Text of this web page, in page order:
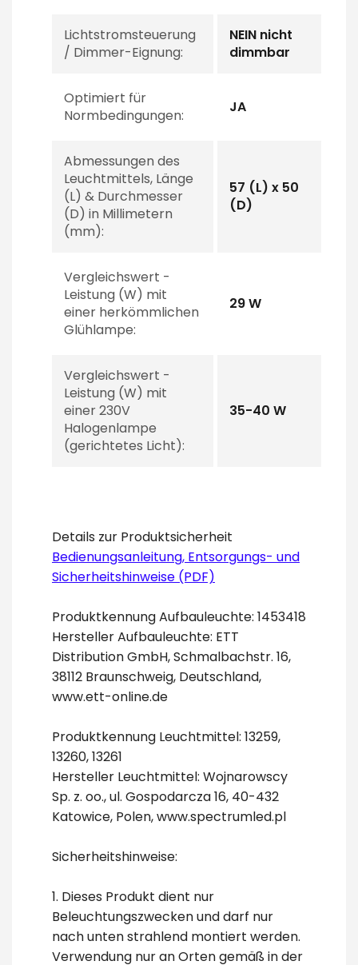
Lichtstromsteuerung
/ Dimmer-Eignung:
NEIN nicht
dimmbar
Optimiert für
Normbedingungen:
JA
Abmessungen des
Leuchtmittels, Länge
(L) & Durchmesser
(D) in Millimetern
(mm):
57 (L) x 50
(D)
Vergleichswert -
Leistung (W) mit
einer herkömmlichen
Glühlampe:
29 W
Vergleichswert -
Leistung (W) mit
einer 230V
Halogenlampe
(gerichtetes Licht):
35-40 W
Details zur Produktsicherheit
Bedienungsanleitung, Entsorgungs- und
Sicherheitshinweise (PDF)
Produktkennung Aufbauleuchte: 1453418
Hersteller Aufbauleuchte: ETT
Distribution GmbH, Schmalbachstr. 16,
38112 Braunschweig, Deutschland,
www.ett-online.de
Produktkennung Leuchtmittel: 13259,
13260, 13261
Hersteller Leuchtmittel: Wojnarowscy
Sp. z. oo., ul. Gospodarcza 16, 40-432
Katowice, Polen, www.spectrumled.pl
Sicherheitshinweise:
1. Dieses Produkt dient nur
Beleuchtungszwecken und darf nur
nach unten strahlend montiert werden.
Verwendung nur an Orten gemäß in der